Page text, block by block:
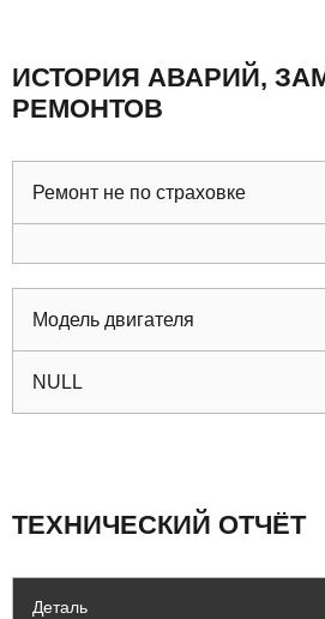
ИСТОРИЯ АВАРИЙ,
РЕМОНТОВ
Ремонт не по страховке
Модель двигателя
NULL
ТЕХНИЧЕСКИЙ ОТЧЁТ
Деталь